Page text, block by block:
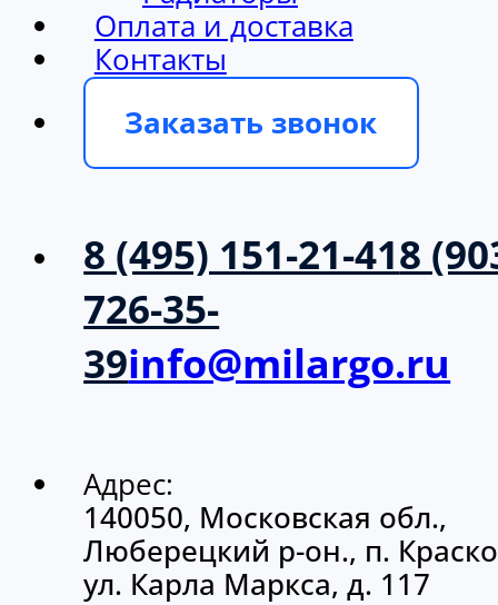
Оплата и доставка
Контакты
Заказать звонок
8 (495) 151-21-418
726-35-
39info@milargo.ru
Адрес:
140050, Московская обл.,
Люберецкий р-он., п.
ул. Карла Маркса, д. 117